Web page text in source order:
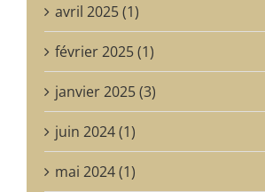
avril 2025 (1)
février 2025 (1)
janvier 2025 (3)
juin 2024 (1)
mai 2024 (1)